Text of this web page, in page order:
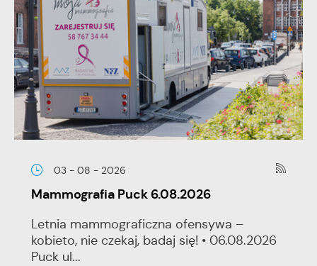
03 - 08 - 2026
Mammografia Puck 6.08.2026
Letnia mammograficzna ofensywa –
kobieto, nie czekaj, badaj się! • 06.08.2026
Puck ul...